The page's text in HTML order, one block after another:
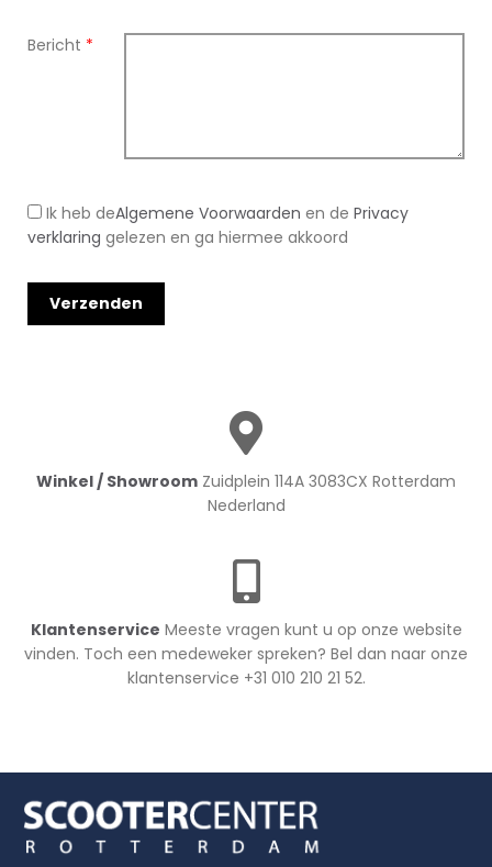
Bericht *
Ik heb deAlgemene Voorwaarden en de Privacy
verklaring gelezen en ga hiermee akkoord
Winkel / Showroom Zuidplein 114A 3083CX Rotterdam
Nederland
Klantenservice Meeste vragen kunt u op onze website
vinden. Toch een medeweker spreken? Bel dan naar onze
klantenservice +31 010 210 21 52.